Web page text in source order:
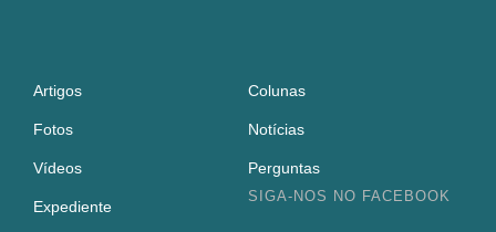
Artigos Colunas
Fotos Notícias
Vídeos Perguntas
Expediente
SIGA-NOS NO FACEBOOK